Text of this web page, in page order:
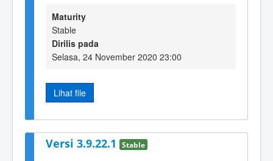
Maturity
Stable
Dirilis pada
Selasa, 24 November 2020 23:00
Lihat file
Versi 3.9.22.1 Stable